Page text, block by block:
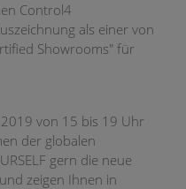
Control4
als einer von
Showrooms" für
von 15 bis 19 Uhr
der globalen
gern die neue
zeigen Ihnen in